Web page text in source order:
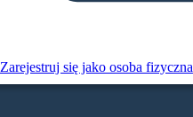
Zarejestruj się jako osoba fizyczna